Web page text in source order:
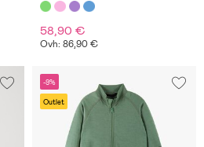
58,90 €
Ovh: 86,90 €
-9%
Outlet